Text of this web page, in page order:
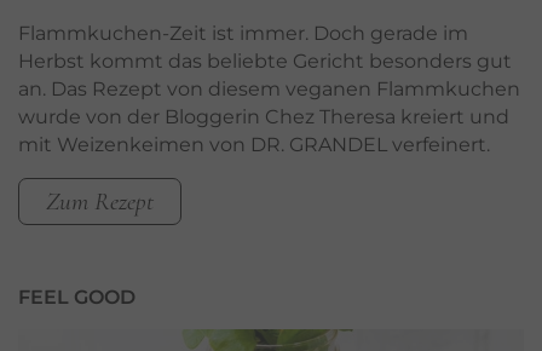
Flammkuchen-Zeit ist immer. Doch gerade im
Herbst kommt das beliebte Gericht besonders gut
an. Das Rezept von diesem veganen Flammkuchen
wurde von der Bloggerin Chez Theresa kreiert und
mit Weizenkeimen von DR. GRANDEL verfeinert.
Zum Rezept
FEEL GOOD